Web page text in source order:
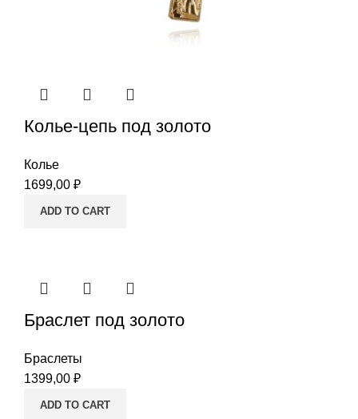
Колье-цепь под золото
Колье
1699,00 ₽
ADD TO CART
Браслет под золото
Браслеты
1399,00 ₽
ADD TO CART